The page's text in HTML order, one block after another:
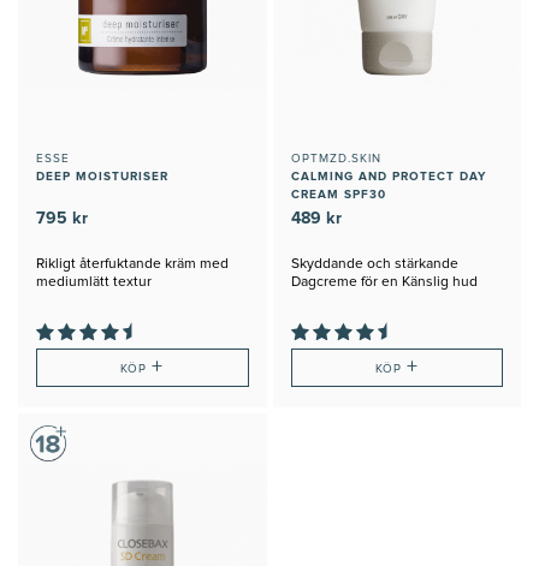
ESSE
DEEP MOISTURISER
795 kr
Rikligt återfuktande kräm med
mediumlätt textur
KÖP+
OPTMZD.SKIN
CALMING AND PROTECT DAY
CREAM SPF30
489 kr
Skyddande och stärkande
Dagcreme för en Känslig hud
KÖP +